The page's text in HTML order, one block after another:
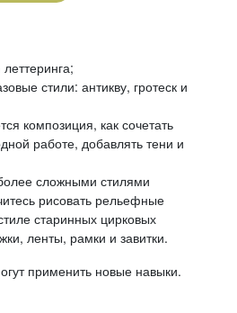
стили: антикву, гротеск и
композиция, как сочетать
работе, добавлять тени и
сложными стилями
рисовать рельефные
старинных цирковых
ленты, рамки и завитки.
применить новые навыки.